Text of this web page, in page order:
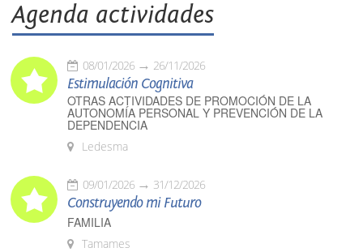
Agenda actividades
08/01/2026 26/11/2026
Estimulación Cognitiva
OTRAS ACTIVIDADES DE PROMOCIÓN DE LA
AUTONOMÍA PERSONAL Y PREVENCIÓN DE LA
DEPENDENCIA
Ledesma
09/01/2026 31/12/2026
Construyendo mi Futuro
FAMILIA
Tamames